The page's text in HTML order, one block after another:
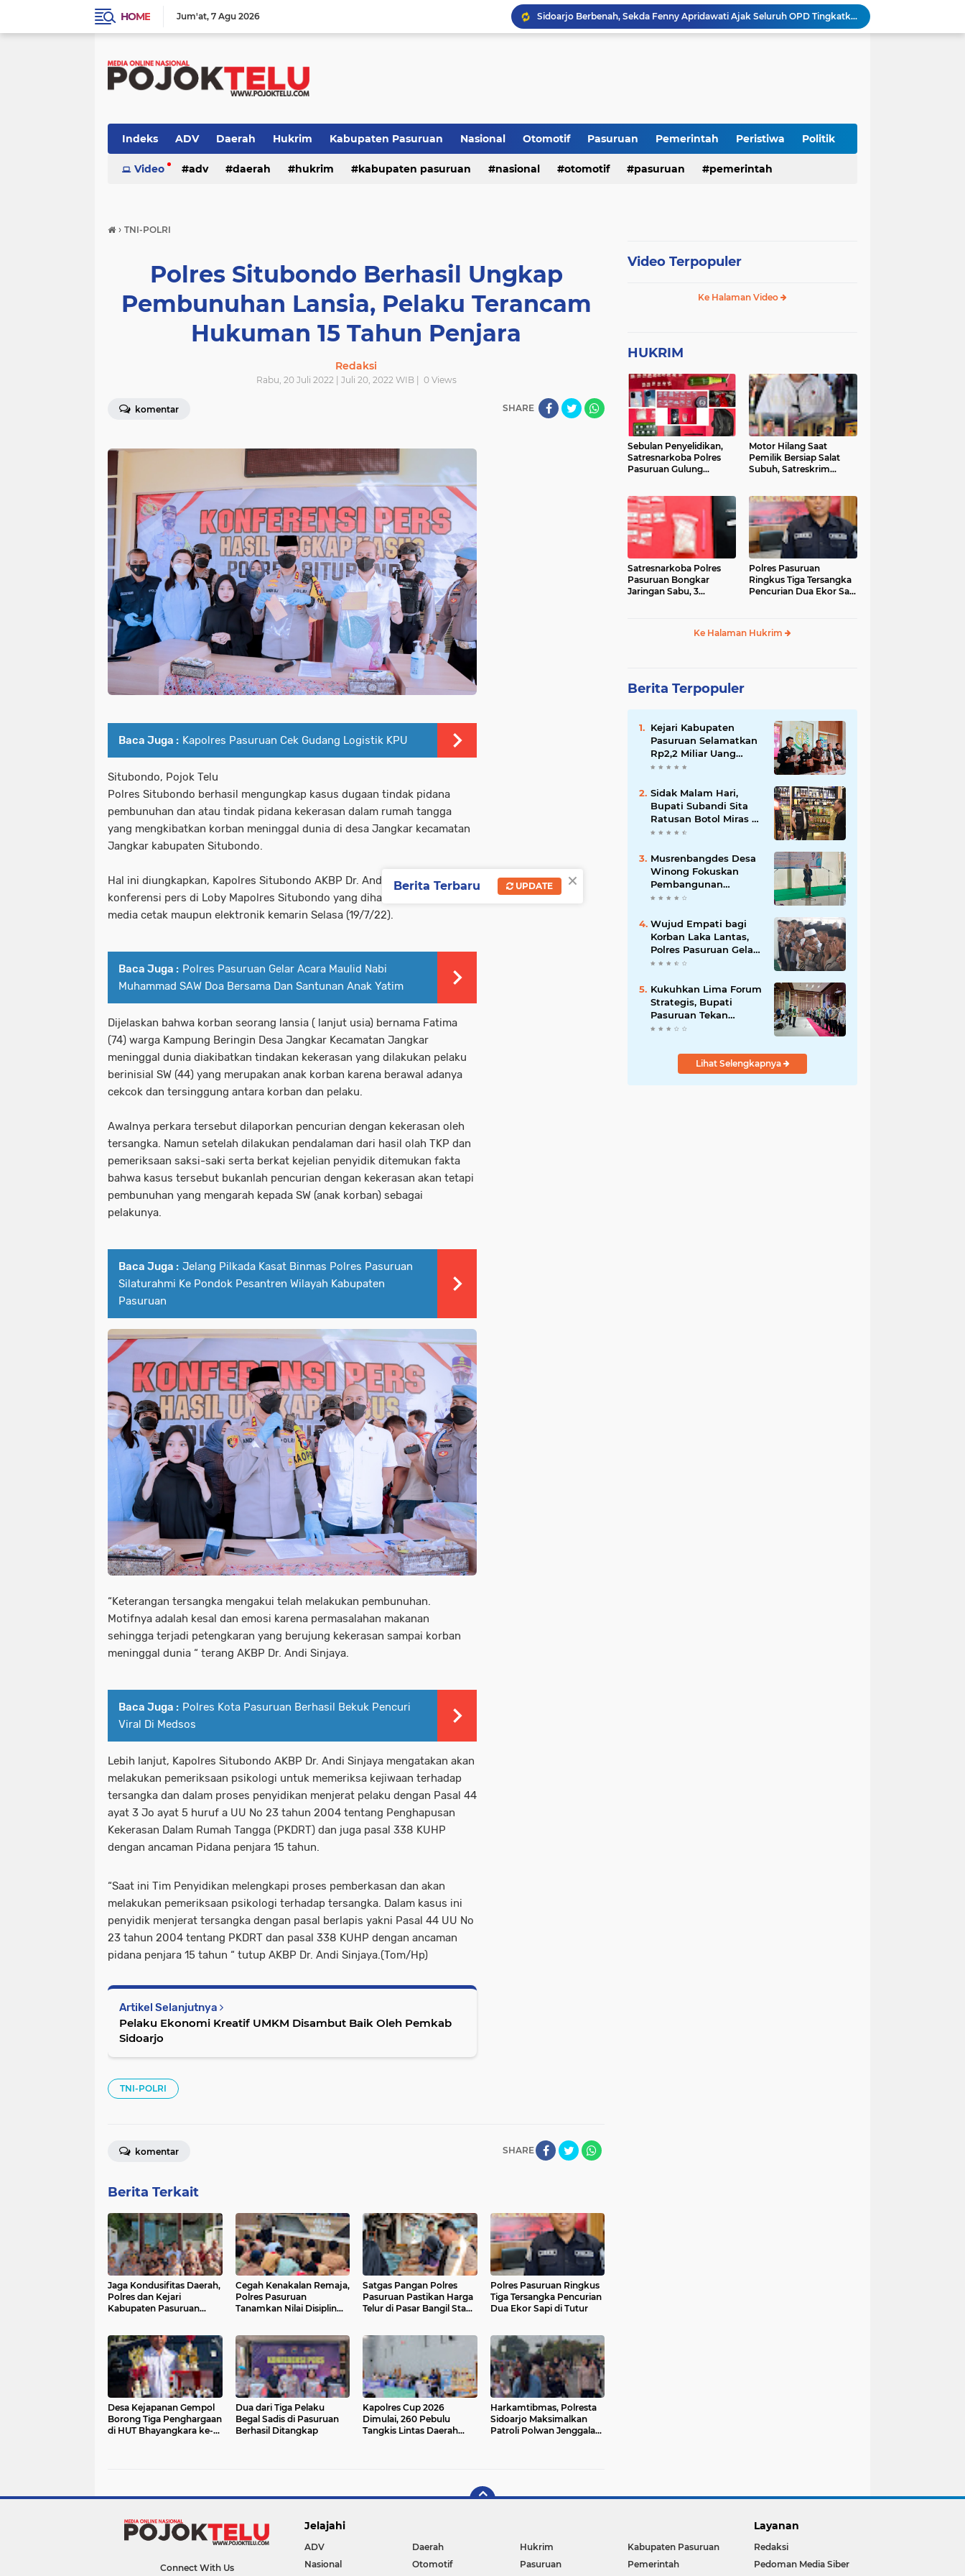
HOME Jum'at 7 Agu 2026
Sidoarjo Berbenah, Sekda Fenny Apridawati Ajak Seluruh OPD Tingkatkan Akuntabilitas Publik
Wakil Bupati Sidoarjo Serahkan Kartu BPJS Ketenagakerjaan untuk Puluhan Ribu Pekerja Rentan
Perkuat Sinergi Keumatan, Pemkab Sidoarjo dan PDM Bahas Akselerasi Program Publik
Indeks ADV Daerah Hukrim Kabupaten Pasuruan Nasional Otomotif Pasuruan Pemerintah Peristiwa Politik
Sidoarjo TNI - POLRI TNI-POLRI
Video adv daerah hukrim kabupaten pasuruan nasional otomotif pasuruan pemerintah
› TNI-POLRI
Polres Situbondo Berhasil Ungkap
Pembunuhan Lansia, Pelaku Terancam
Hukuman 15 Tahun Penjara
Redaksi
Rabu, 20 Juli 2022 | Juli 20, 2022 WIB | 0Views
komentar SHARE
Baca Juga : Kapolres Pasuruan Cek Gudang Logistik KPU
Situbondo, Pojok Telu
Polres Situbondo berhasil mengungkap kasus dugaan tindak pidana
pembunuhan dan atau tindak pidana kekerasan dalam rumah tangga
yang mengkibatkan korban meninggal dunia di desa Jangkar kecamatan
Jangkar kabupaten Situbondo.
Hal ini diungkapkan, Kapolres Situbondo AKBP Dr. Andi Sinjaya dalam
konferensi pers di Loby Mapolres Situbondo yang dihadiri sejumlah awak
media cetak maupun elektronik kemarin Selasa (19/7/22).
Baca Juga : Polres Pasuruan Gelar Acara Maulid Nabi
Muhammad SAW Doa Bersama Dan Santunan Anak Yatim
Dijelaskan bahwa korban seorang lansia ( lanjut usia) bernama Fatima
(74) warga Kampung Beringin Desa Jangkar Kecamatan Jangkar
meninggal dunia diakibatkan tindakan kekerasan yang dilakukan pelaku
berinisial SW (44) yang merupakan anak korban karena berawal adanya
cekcok dan tersinggung antara korban dan pelaku.
Awalnya perkara tersebut dilaporkan pencurian dengan kekerasan oleh
tersangka. Namun setelah dilakukan pendalaman dari hasil olah TKP dan
pemeriksaan saksi-saki serta berkat kejelian penyidik ditemukan fakta
bahwa kasus tersebut bukanlah pencurian dengan kekerasan akan tetapi
pembunuhan yang mengarah kepada SW (anak korban) sebagai
pelakunya.
Baca Juga : Jelang Pilkada Kasat Binmas Polres Pasuruan
Silaturahmi Ke Pondok Pesantren Wilayah Kabupaten
Pasuruan
“Keterangan tersangka mengakui telah melakukan pembunuhan.
Motifnya adalah kesal dan emosi karena permasalahan makanan
sehingga terjadi petengkaran yang berujung kekerasan sampai korban
meninggal dunia “ terang AKBP Dr. Andi Sinjaya.
Baca Juga : Polres Kota Pasuruan Berhasil Bekuk Pencuri
Viral Di Medsos
Lebih lanjut, Kapolres Situbondo AKBP Dr. Andi Sinjaya mengatakan akan
melakukan pemeriksaan psikologi untuk memeriksa kejiwaan terhadap
tersangka dan dalam proses penyidikan menjerat pelaku dengan Pasal 44
ayat 3 Jo ayat 5 huruf a UU No 23 tahun 2004 tentang Penghapusan
Kekerasan Dalam Rumah Tangga (PKDRT) dan juga pasal 338 KUHP
dengan ancaman Pidana penjara 15 tahun.
“Saat ini Tim Penyidikan melengkapi proses pemberkasan dan akan
melakukan pemeriksaan psikologi terhadap tersangka. Dalam kasus ini
penyidik menjerat tersangka dengan pasal berlapis yakni Pasal 44 UU No
23 tahun 2004 tentang PKDRT dan pasal 338 KUHP dengan ancaman
pidana penjara 15 tahun “ tutup AKBP Dr. Andi Sinjaya.(Tom/Hp)
Artikel Selanjutnya
Pelaku Ekonomi Kreatif UMKM Disambut Baik Oleh Pemkab
Sidoarjo
TNI-POLRI
SHARE
komentar
Berita Terkait
Jaga Kondusifitas Daerah,
Polres dan Kejari
Kabupaten Pasuruan
Cegah Kenakalan Remaja,
Polres Pasuruan
Tanamkan Nilai Disiplin
Satgas Pangan Polres
Pasuruan Pastikan Harga
Telur di Pasar Bangil Stabil
Polres Pasuruan Ringkus
Tiga Tersangka Pencurian
Dua Ekor Sapi di Tutur
Desa Kejapanan Gempol
Borong Tiga Penghargaan
di HUT Bhayangkara ke-
Dua dari Tiga Pelaku
Begal Sadis di Pasuruan
Berhasil Ditangkap
Kapolres Cup 2026
Dimulai, 260 Pebulu
Tangkis Lintas Daerah
Harkamtibmas, Polresta
Sidoarjo Maksimalkan
Patroli Polwan Jenggala
Video Terpopuler
Ke Halaman Video
HUKRIM
Sebulan Penyelidikan,
Satresnarkoba Polres
Pasuruan Gulung
Motor Hilang Saat
Pemilik Bersiap Salat
Subuh, Satreskrim
Satresnarkoba Polres
Pasuruan Bongkar
Jaringan Sabu, 3
Polres Pasuruan
Ringkus Tiga Tersangka
Pencurian Dua Ekor Sapi
Ke Halaman Hukrim
Berita Terpopuler
Kejari Kabupaten
Pasuruan Selamatkan
Rp2,2 Miliar Uang
Negara dari Korupsi
Sidak Malam Hari,
Bupati Subandi Sita
Ratusan Botol Miras di
Kawasan Perumahan
Musrenbangdes Desa
Winong Fokuskan
Pembangunan
Berbasis Potensi Lokal,
Meski Dihantam
Efisiensi Anggaran
Wujud Empati bagi
Korban Laka Lantas,
Polres Pasuruan Gelar
Salat Ghaib dan Doa
Kukuhkan Lima Forum
Strategis, Bupati
Pasuruan Tekan
Pentingnya Program
Lihat Selengkapnya
Connect With Us
Jelajahi
ADV Daerah Hukrim
Kabupaten Pasuruan
Nasional
Otomotif Pasuruan
Pemerintah
Layanan
Redaksi
Pedoman Media Siber
×
Berita Terbaru UPDATE